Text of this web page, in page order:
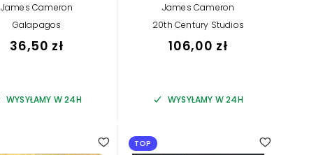
James Cameron
Galapagos
36,50 zł
WYSYŁAMY W 24H
James Cameron
20th Century Studios
106,00 zł
WYSYŁAMY W 24H
TOP